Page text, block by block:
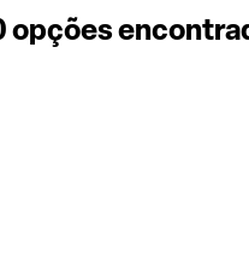
opções